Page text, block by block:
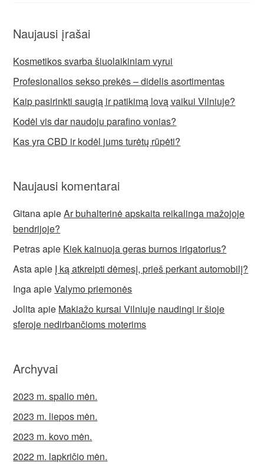
Naujausi įrašai
Kosmetikos svarba šiuolaikiniam vyrui
Profesionalios sekso prekės – didelis asortimentas
Kaip pasirinkti saugią ir patikimą lovą vaikui Vilniuje?
Kodėl vis dar naudoju parafino vonias?
Kas yra CBD ir kodėl jums turėtų rūpėti?
Naujausi komentarai
GitanaapieAr buhalterinė apskaita reikalinga mažojoje
bendrijoje?
Petrasapie Kiek kainuoja geras burnos irigatorius?
Astaapie Į ką atkreipti dėmesį, prieš perkant automobilį?
IngaapieValymo priemonės
Jolitaapie Makiažo kursai Vilniuje naudingi ir šioje
sferoje nedirbančioms moterims
Archyvai
2023 m. spalio mėn.
2023 m. liepos mėn.
2023 m. kovo mėn.
2022 m. lapkričio mėn.